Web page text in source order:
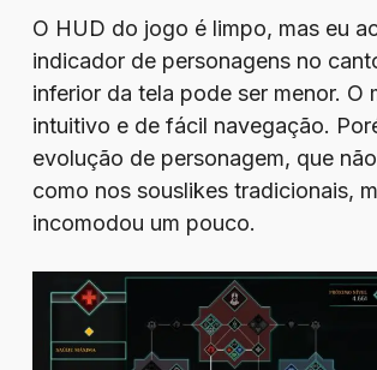
O HUD do jogo é limpo, mas eu
indicador de personagens no
inferior da tela pode ser menor. O
intuitivo e de fácil navegação.
evolução de personagem, que
como nos souslikes tradicionais,
incomodou um pouco.